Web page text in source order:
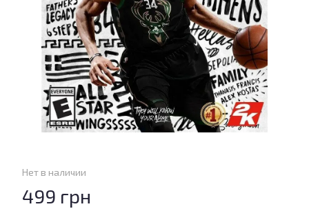
Нет в наличии
499 грн